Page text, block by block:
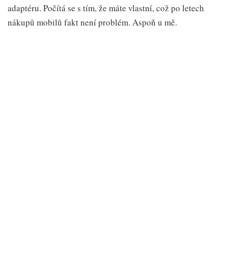
adaptéru. Počítá se s tím, že máte vlastní, což po letech
nákupů mobilů fakt není problém. Aspoň u mě.